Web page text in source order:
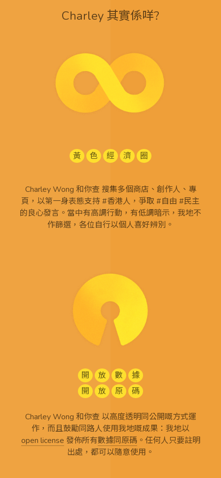
Charley 其實係咩?
黃 色 經 濟 圈
Charley Wong 和你查 搜集多個商店、創作人、專
頁，以第一身表態支持 #香港人，爭取 #自由 #民主
的良心發言。當中有高調行動，有低調暗示，我地不
作篩選，各位自行以個人喜好辨別。
開 放 數
據
開
放 原 碼
Charley Wong 和你查 以高度透明同公開嘅方式運
作，而且鼓勵同路人使用我地嘅成果：我地以
open license 發佈所有數據同原碼。任何人只要註明
出處，都可以隨意使用。